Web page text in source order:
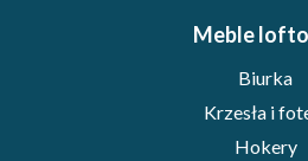
Meble
Biurka
Krzesła i
Hokery